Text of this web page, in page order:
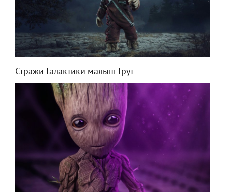
Стражи Галактики малыш Грут